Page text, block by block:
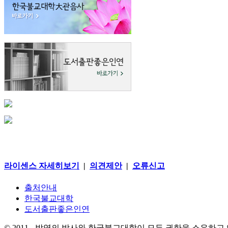
라이센스 자세히보기 | 의견제안| 오류신고
출처안내
한국불교대학
도서출판좋은인연